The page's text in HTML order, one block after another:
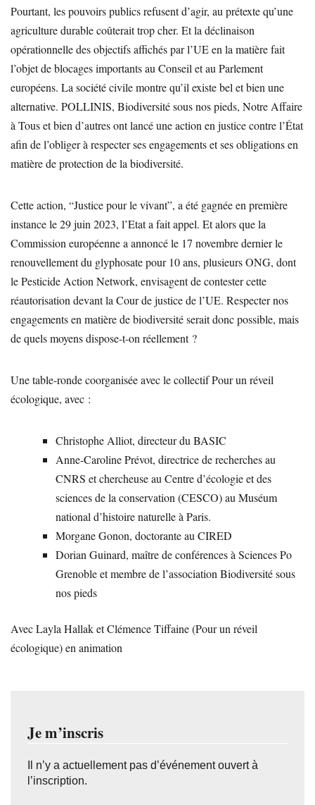
Pourtant, les pouvoirs publics refusent d’agir, au prétexte qu’une
agriculture durable coûterait trop cher. Et la déclinaison
opérationnelle des objectifs affichés par l’UE en la matière fait
l’objet de blocages importants au Conseil et au Parlement
européens. La société civile montre qu’il existe bel et bien une
alternative. POLLINIS, Biodiversité sous nos pieds, Notre Affaire
à Tous et bien d’autres ont lancé une action en justice contre l’État
afin de l’obliger à respecter ses engagements et ses obligations en
matière de protection de la biodiversité.
Cette action, “Justice pour le vivant”, a été gagnée en première
instance le 29 juin 2023, l’Etat a fait appel. Et alors que la
Commission européenne a annoncé le 17 novembre dernier le
renouvellement du glyphosate pour 10 ans, plusieurs ONG, dont
le Pesticide Action Network, envisagent de contester cette
réautorisation devant la Cour de justice de l’UE. Respecter nos
engagements en matière de biodiversité serait donc possible, mais
de quels moyens dispose-t-on réellement ?
Une table-ronde coorganisée avec le collectif Pour un réveil
écologique, avec :
Christophe Alliot, directeur du BASIC
Anne-Caroline Prévot, directrice de recherches au
CNRS et chercheuse au Centre d’écologie et des
sciences de la conservation (CESCO) au Muséum
national d’histoire naturelle à Paris.
Morgane Gonon, doctorante au CIRED
Dorian Guinard, maître de conférences à Sciences Po
Grenoble et membre de l’association Biodiversité sous
nos pieds
Avec Layla Hallak et Clémence Tiffaine (Pour un réveil
écologique) en animation
Je m’inscris
Il n’y a actuellement pas d’événement ouvert à
l’inscription.